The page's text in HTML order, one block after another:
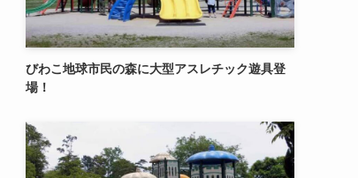
びわこ地球市民の森に大型アスレチック遊具登
場！